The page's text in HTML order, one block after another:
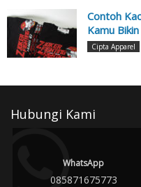
Contoh
Kamu
Cipta Apparel
Hubungi Kami
WhatsApp
085871675773